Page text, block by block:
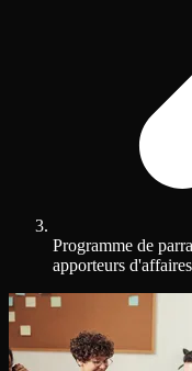
Programme de
apporteurs d'affaires